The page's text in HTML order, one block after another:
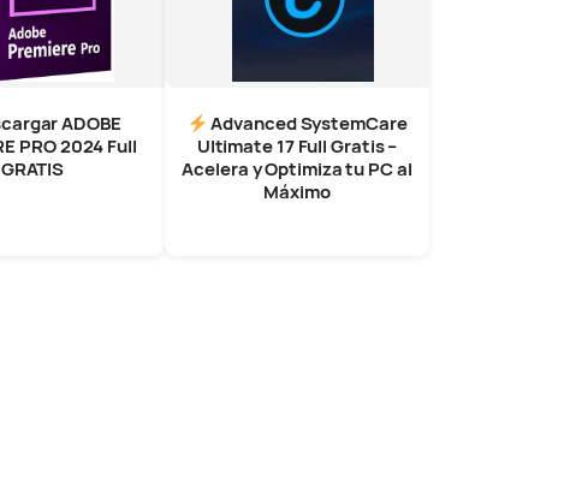
ADOBE
PRO 2024 Full
GRATIS
Advanced SystemCare
Ultimate 17 Full Gratis –
Acelera y Optimiza tu PC al
Máximo